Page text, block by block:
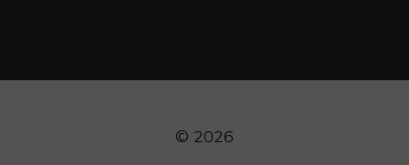
© 2026